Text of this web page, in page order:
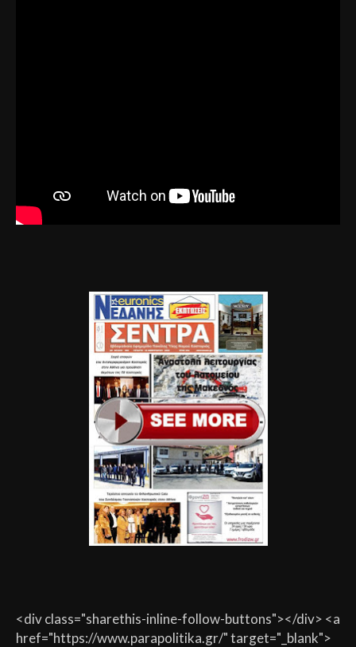
<div class="sharethis-inline-follow-buttons"></div> <a
href="https://www.parapolitika.gr/" target="_blank">